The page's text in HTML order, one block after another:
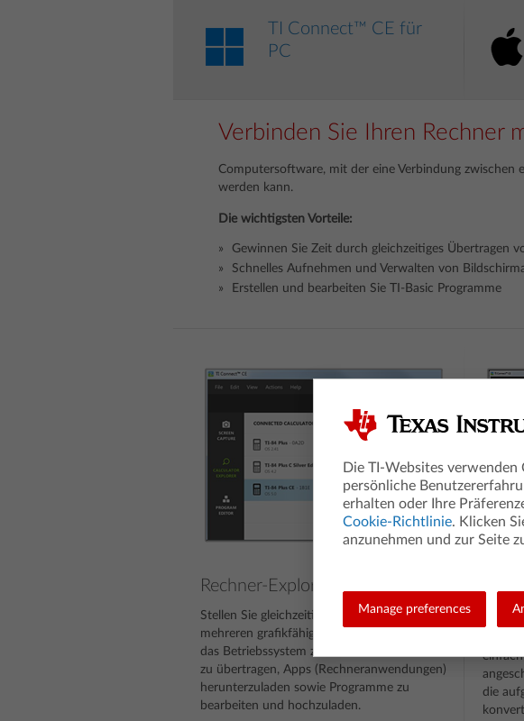
TI Connect™ CE für
PC
Verbinden Sie Ihren Rechner
Computersoftware, mit der eine Verbindung zwischen
werden kann.
Die wichtigsten Vorteile:
Gewinnen Sie Zeit durch gleichzeitiges Übertragen
Schnelles Aufnehmen und Verwalten von
Erstellen und bearbeiten Sie TI-Basic Programme
Rechner-Explorer
Stellen Sie gleichzeitig eine Verbindung mit
mehreren grafikfähigen Rechnern her, um
das Betriebssystem zu aktualisieren, Dateien
zu übertragen, Apps (Rechneranwendungen)
herunterzuladen sowie Programme zu
bearbeiten und hochzuladen.
die
Die TI-Websites
persönliche
erhalten oder Ihre
Cookie-Richtlinie. Klicken
anzunehmen und zur Seite
Manage preferences